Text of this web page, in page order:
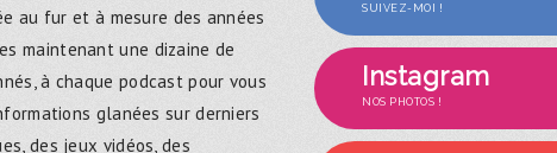
au fur et à mesure des années
maintenant une dizaine de
à chaque podcast pour vous
glanées sur derniers
des jeux vidéos, des
SUIVEZ-MOI !
Instagram
NOS PHOTOS !